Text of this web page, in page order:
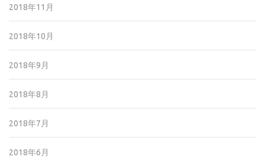
2018年11月
2018年10月
2018年9月
2018年8月
2018年7月
2018年6月